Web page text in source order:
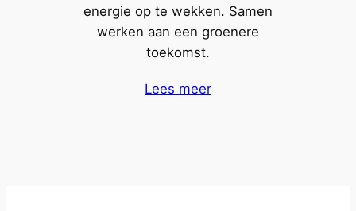
energie op te wekken. Samen
werken aan een groenere
toekomst.
Lees meer